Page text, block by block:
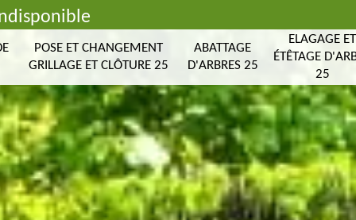
POSE ET CHANGEMENT
GRILLAGE ET CLÔTURE 25
ABATTAGE
D'ARBRES 25
ELAGAGE ET
ÉTÊTAGE
25